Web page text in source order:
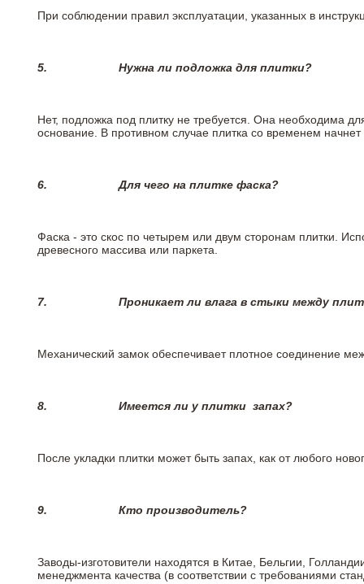
При соблюдении правил эксплуатации, указанных в
5. Нужна ли подложка для плитки?
Нет, подложка под плитку не требуется. Она необходима
основание. В противном случае плитка со временем
6.Для чего на плитке фаска?
Фаска - это скос по четырем или двум сторонам плитки.
древесного массива или паркета.
7. Проникает ли влага в стыки между
Механический замок обеспечивает плотное соединение
8. Имеется ли у плитки запах?
После укладки плитки может быть запах, как от любого
9. Кто производитель?
Заводы-изготовители находятся в Китае, Бельгии,
менеджмента качества (в соответствии с требованиями